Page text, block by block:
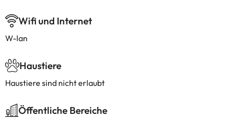
Wifi und Internet
W-lan
Haustiere
Haustiere sind nicht erlaubt
Öffentliche Bereiche